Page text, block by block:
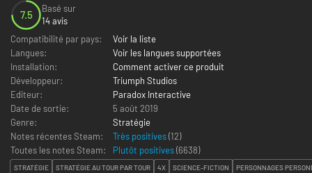
7.5
Basé sur
14 avis
Compatibilité par pays:
Voir la liste
Langues:
Voir les langues supportées
Installation:
Comment activer ce produit
Développeur:
Triumph Studios
Editeur:
Paradox Interactive
Date de sortie:
5 août 2019
Genre:
Stratégie
Notes récentes Steam:
Très positives(12)
Toutes les notes Steam:
Plutôt positives(6638)
STRATÉGIE STRATÉGIE AU TOUR PAR TOUR 4X SCIENCE-FICTION PERSONNAGES